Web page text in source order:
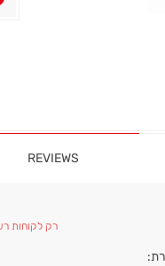
REVIEWS
רק לקוחות